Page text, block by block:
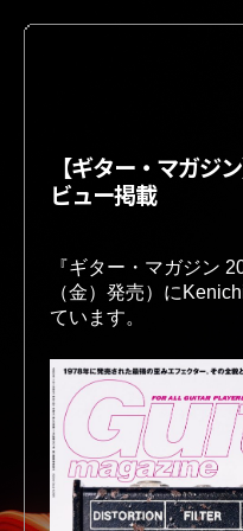
NEWS
LIVE
【ギター・マガジ
ビュー掲載
『ギター・マガジン
（金）発売）に
ています。